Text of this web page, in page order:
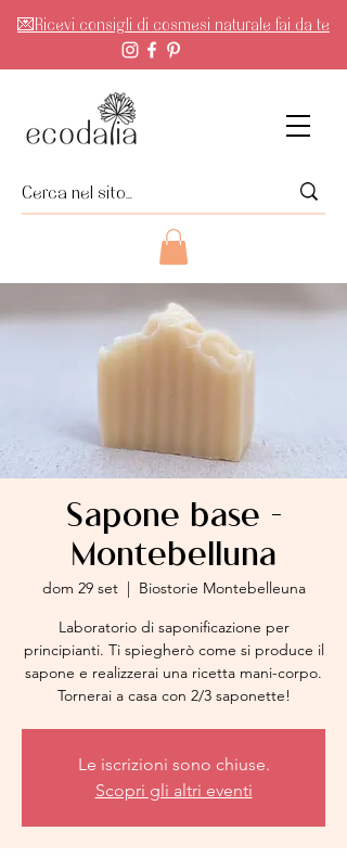
💌Ricevi consigli di cosmesi naturale fai da te
Sapone base -
Montebelluna
dom 29 set
  |
Biostorie Montebelleuna
Laboratorio di saponificazione per
principianti. Ti spiegherò come si produce il
sapone e realizzerai una ricetta mani-corpo.
Tornerai a casa con 2/3 saponette!
Le iscrizioni sono chiuse.
Scopri gli altri eventi